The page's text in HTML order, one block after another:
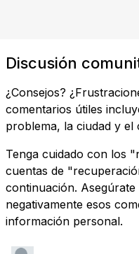
Discusión
¿Consejos?
comentarios útiles
problema, la ciudad y el
Tenga cuidado con los
cuentas de
continuación.
negativamente esos
información personal.